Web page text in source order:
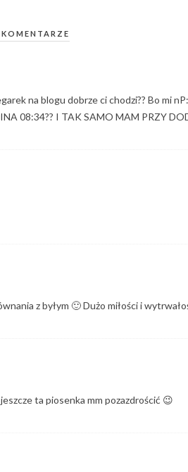
na blogu dobrze ci chodzi?? Bo mi
08:34?? I TAK SAMO MAM PRZY
z byłym 🙂 Dużo miłości i
ta piosenka mm pozazdrościć 😉